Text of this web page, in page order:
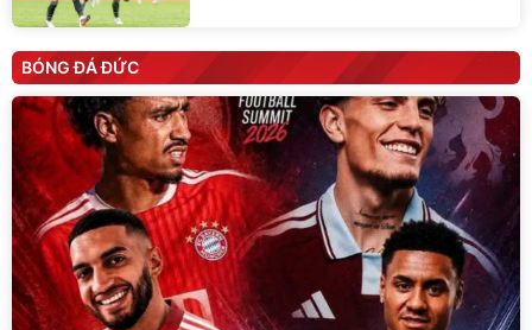
BÓNG ĐÁ ĐỨC